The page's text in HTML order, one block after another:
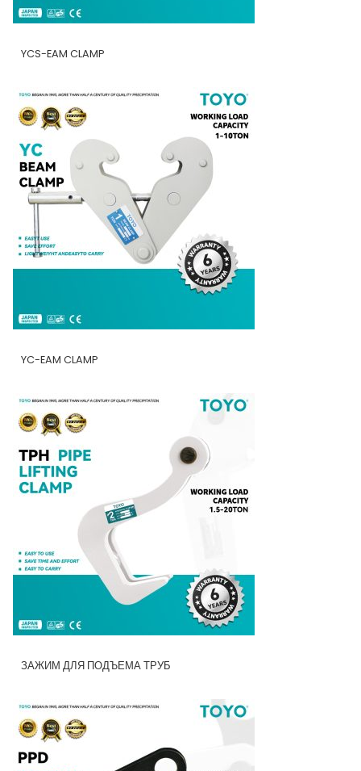
YCS-EAM CLAMP
YC-EAM CLAMP
ЗАЖИМ ДЛЯ ПОДЪЕМА ТРУБ